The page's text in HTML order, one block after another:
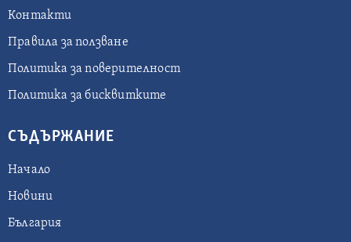
Контакти
Правила за ползване
Политика за поверителност
Политика за бисквитките
СЪДЪРЖАНИЕ
Начало
Новини
България